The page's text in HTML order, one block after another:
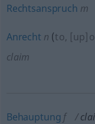
Rechtsanspruch m
Anrecht n (to,
claim
Behauptung f